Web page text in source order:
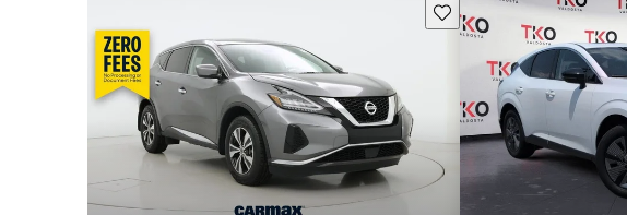
Guarda este Aviso